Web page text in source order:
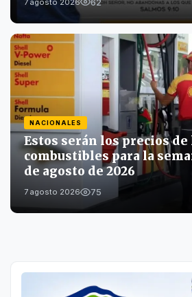
7 agosto 2026
NACIONALES
Estos serán los precios de
combustibles para la
de agosto de 2026
7 agosto 2026 75